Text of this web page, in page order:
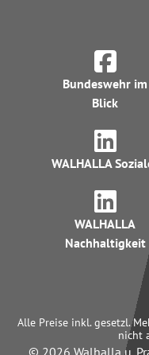
Bundeswehr im
Blick
WALHALLA
WALHALLA
Nachhaltigkeit
Alle Preise inkl. gesetzl.
nicht
© 2026 Walhalla u.